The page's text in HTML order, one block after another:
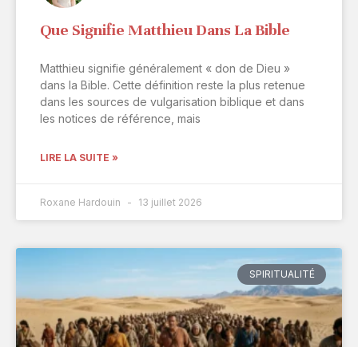
Que Signifie Matthieu Dans La Bible
Matthieu signifie généralement « don de Dieu »
dans la Bible. Cette définition reste la plus retenue
dans les sources de vulgarisation biblique et dans
les notices de référence, mais
LIRE LA SUITE »
Roxane Hardouin 13 juillet 2026
SPIRITUALITÉ